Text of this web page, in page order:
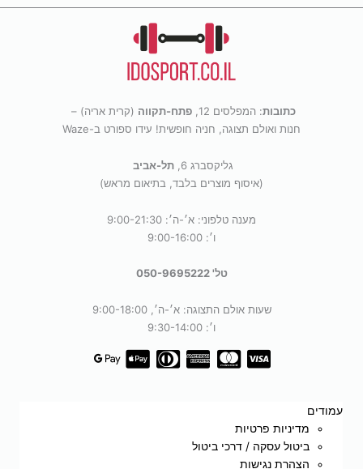
כתובות: המפלסים 12, פתח-תקווה (קרית אריה) –
חנות ואולם תצוגה, חניה חופשית! עידו ספורט ב-Waze
גליקסברג 6,
תל-אביב
(איסוף מוצרים בלבד, בתיאום מראש)
מענה טלפוני: א׳-ה׳: 9:00-21:30
ו׳: 9:00-16:00
טל' 050-9695222
שעות אולם התצוגה: א׳-ה׳, 9:00-18:00
ו׳: 9:30-14:00
עמודים
מדיניות פרטיות
ביטול עסקה / דרכי ביטול
הצהרת נגישות